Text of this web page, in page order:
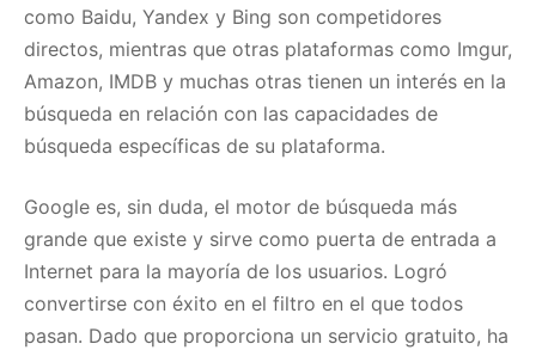
como Baidu, Yandex y Bing son competidores
directos, mientras que otras plataformas como Imgur,
Amazon, IMDB y muchas otras tienen un interés en la
búsqueda en relación con las capacidades de
búsqueda específicas de su plataforma.
Google es, sin duda, el motor de búsqueda más
grande que existe y sirve como puerta de entrada a
Internet para la mayoría de los usuarios. Logró
convertirse con éxito en el filtro en el que todos
pasan. Dado que proporciona un servicio gratuito, ha